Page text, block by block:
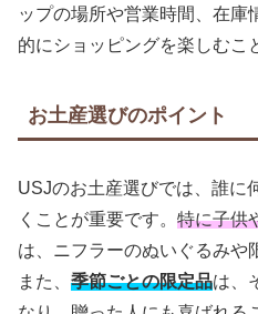
ップの場所や営業時間、在庫
的にショッピングを楽しむこ
お土産選びのポイント
USJのお土産選びでは、誰に
くことが重要です。 特に子供
は、ニフラーのぬいぐるみや
また、 季節ごとの限定品は、